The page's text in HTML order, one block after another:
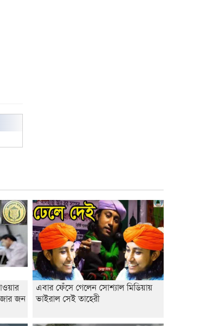
জন
এবার ফেঁসে গেলেন সোশ্যাল মিডিয়ায়
ভাইরাল সেই তাহেরী